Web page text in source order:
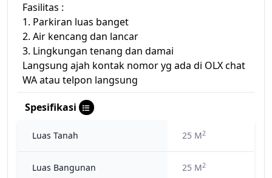
Fasilitas :
1. Parkiran luas banget
2. Air kencang dan lancar
3. Lingkungan tenang dan damai
Langsung ajah kontak nomor yg ada di OLX chat
WA atau telpon langsung
Spesifikasi
Luas Tanah 25 M2
Luas Bangunan 25 M2